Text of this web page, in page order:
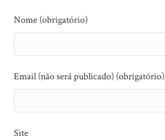
Nome (obrigatório)
Email (não será publicado) (obrigatório)
Site